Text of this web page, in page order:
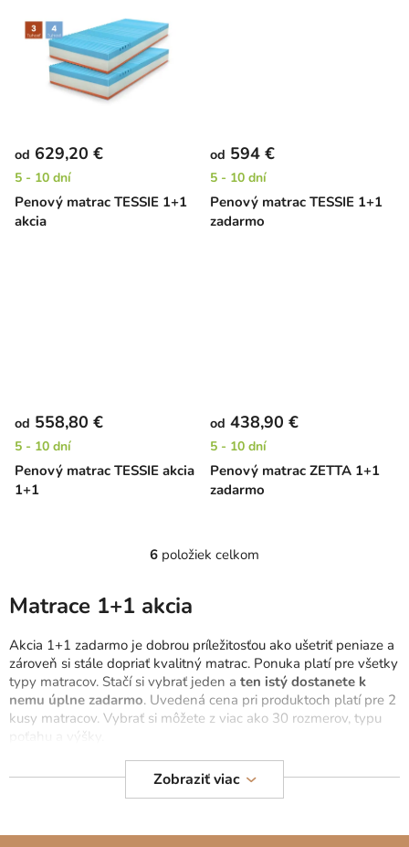
Penový matrac TESSIE 1+1
akcia
od 629,20 €
5 - 10 dní
Penový matrac TESSIE 1+1
zadarmo
od 594 €
5 - 10 dní
Penový matrac TESSIE akcia
1+1
od 558,80 €
5 - 10 dní
Penový matrac ZETTA 1+1
zadarmo
od 438,90 €
5 - 10 dní
O
d
a
c
i
e
r
v
k
6 položiek celkom
Matrace 1+1 akcia
Akcia 1+1 zadarmo je dobrou príležitosťou ako ušetriť peniaze a
zároveň si stále dopriať kvalitný matrac. Ponuka platí pre všetky
typy matracov. Stačí si vybrať jeden a ten istý dostanete k
nemu úplne zadarmo. Uvedená cena pri produktoch platí pre 2
kusy matracov. Vybrať si môžete z viac ako 30 rozmerov, typu
poťahu a výšky.
V ponuke súpenové matrace,latexové matracena manželské
postele, pružinové matrace 90x200, ajzdravotné matrace
Zobraziť viac